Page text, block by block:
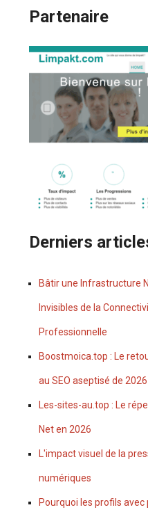
Partenaire
Derniers
Bâtir une Infrastructure Numérique Durable : Les Enjeux
Invisibles de la
Professionnelle
Boostmoica.top : Le retour du Ping et des Favoris face
au SEO aseptisé de 2026
Les-sites-au.top : Le répertoire qui redonne du sens au
Net en 2026
L'impact visuel de la presse satirique dans les médias
numériques
Pourquoi les profils avec photos réussissent mieux sur